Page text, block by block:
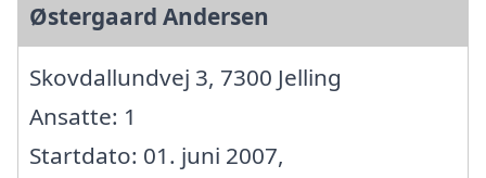
Østergaard Andersen
Skovdallundvej 3, 7300 Jelling
Ansatte: 1
Startdato: 01. juni 2007,